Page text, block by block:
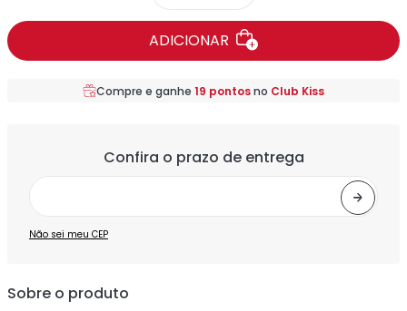
ADICIONAR
Compre e ganhe 19 pontosno Club Kiss
Não sei meu CEP
Sobre o produto